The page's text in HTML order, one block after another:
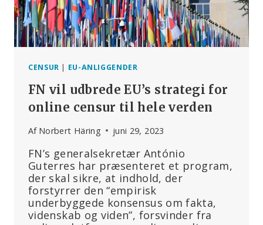
CENSUR | EU-ANLIGGENDER
FN vil udbrede EU’s strategi for
online censur til hele verden
Af Norbert Häring juni 29, 2023
FN’s generalsekretær António
Guterres har præsenteret et program,
der skal sikre, at indhold, der
forstyrrer den “empirisk
underbyggede konsensus om fakta,
videnskab og viden”, forsvinder fra